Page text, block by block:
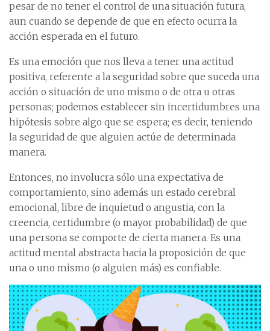
pesar de no tener el control de una situación futura,
aun cuando se depende de que en efecto ocurra la
acción esperada en el futuro.
Es una emoción que nos lleva a tener una actitud
positiva, referente a la seguridad sobre que suceda una
acción o situación de uno mismo o de otra u otras
personas; podemos establecer sin incertidumbres una
hipótesis sobre algo que se espera; es decir, teniendo
la seguridad de que alguien actúe de determinada
manera.
Entonces, no involucra sólo una expectativa de
comportamiento, sino además un estado cerebral
emocional, libre de inquietud o angustia, con la
creencia, certidumbre (o mayor probabilidad) de que
una persona se comporte de cierta manera. Es una
actitud mental abstracta hacia la proposición de que
una o uno mismo (o alguien más) es confiable.